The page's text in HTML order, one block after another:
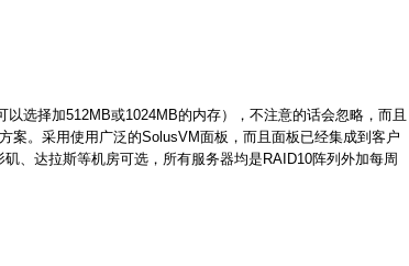
选择加512MB或1024MB的内存），不注意的话会忽略，而且
案。采用使用广泛的SolusVM面板，而且面板已经集成到客户
、达拉斯等机房可选，所有服务器均是RAID10阵列外加每周